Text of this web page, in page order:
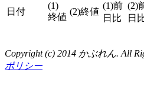
日付
(1)
終値
(2)終値
(1)前
日比
(2)
日
Copyright (c) 2014 かぶれん. All
ポリシー